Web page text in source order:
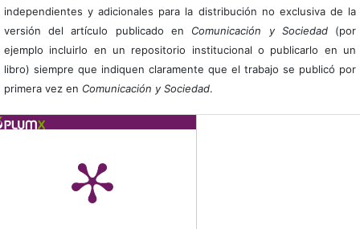
independientes y adicionales para la distribución no exclusiva de la
versión del artículo publicado en Comunicación y Sociedad(por
ejemplo incluirlo en un repositorio institucional o publicarlo en un
libro) siempre que indiquen claramente que el trabajo se publicó por
primera vez en Comunicación y Sociedad.